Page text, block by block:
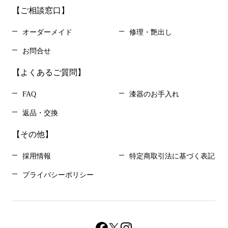
【ご相談窓口】
オーダーメイド 修理・艶出し
お問合せ
【よくあるご質問】
FAQ 漆器のお手入れ
返品・交換
【その他】
採用情報 特定商取引法に基づく表記
プライバシーポリシー